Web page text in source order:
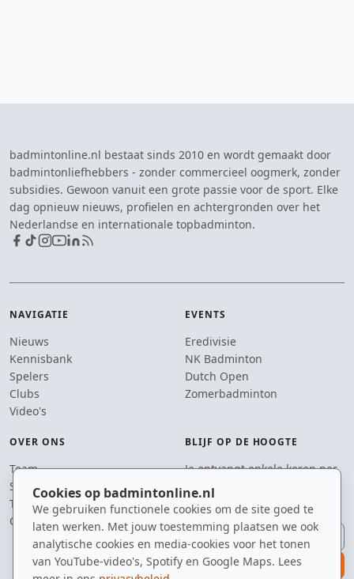
Cookies op badmintonline.nl
We gebruiken functionele cookies om de site goed te
laten werken. Met jouw toestemming plaatsen we ook
analytische cookies en media-cookies voor het tonen
van YouTube-video's, Spotify en Google Maps. Lees
badmintonline.nl bestaat sinds 2010 en wordt gemaakt door
badmintonliefhebbers - zonder commercieel oogmerk, zonder
subsidies. Gewoon vanuit een grote passie voor de sport. Elke
dag opnieuw nieuws, profielen en achtergronden over het
Nederlandse en internationale topbadminton.
NAVIGATIE
Nieuws
Kennisbank
Spelers
Clubs
Video's
EVENTS
Eredivisie
NK Badminton
Dutch Open
Zomerbadminton
OVER ONS
Team
Supporters
Tip de redactie
Contact
BLIJF OP DE HOOGTE
Je ontvangt enkele keren per
jaar een e-mail met het
laatste badmintonnieuws.
E-mailadres
aanmelden